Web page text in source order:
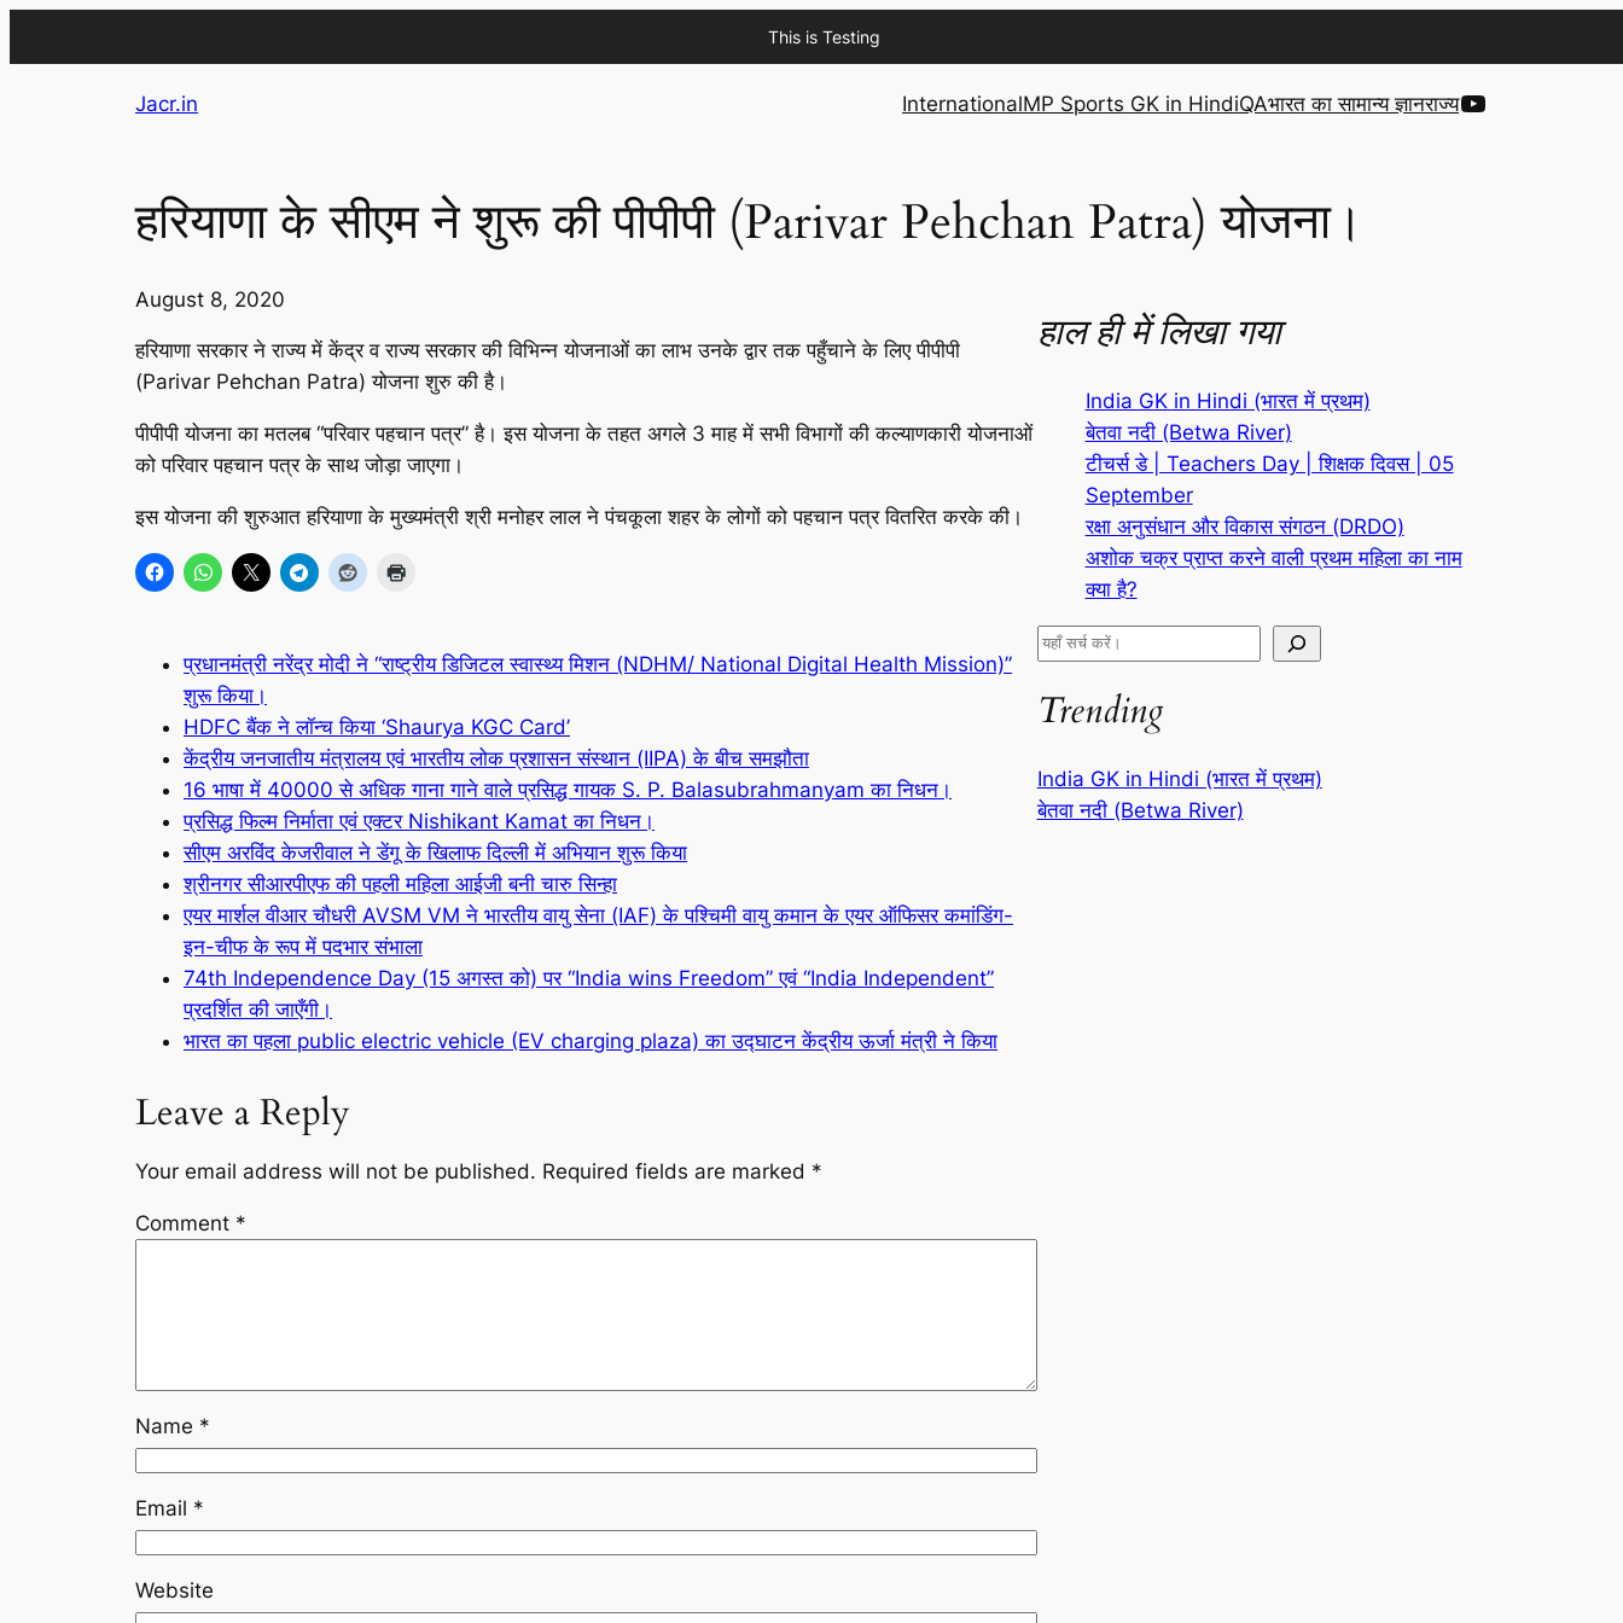
This is Testing
Jacr.in InternationalMP Sports GK in HindiQAभारत का सामान्य ज्ञानराज्यYouTube
हरियाणा के सीएम ने शुरू की पीपीपी (Parivar Pehchan Patra) योजना।
August 8, 2020
हरियाणा सरकार ने राज्य में केंद्र व राज्य सरकार की विभिन्न योजनाओं का लाभ उनके द्वार तक पहुँचाने के लिए पीपीपी
(Parivar Pehchan Patra) योजना शुरु की है।
पीपीपी योजना का मतलब “परिवार पहचान पत्र” है। इस योजना के तहत अगले 3 माह में सभी विभागों की कल्याणकारी योजनाओं
को परिवार पहचान पत्र के साथ जोड़ा जाएगा।
इस योजना की शुरुआत हरियाणा के मुख्यमंत्री श्री मनोहर लाल ने पंचकूला शहर के लोगों को पहचान पत्र वितरित करके की।
प्रधानमंत्री नरेंद्र मोदी ने “राष्ट्रीय डिजिटल स्वास्थ्य मिशन (NDHM/ National Digital Health Mission)”
शुरू किया।
HDFC बैंक ने लॉन्च किया ‘Shaurya KGC Card’
केंद्रीय जनजातीय मंत्रालय एवं भारतीय लोक प्रशासन संस्थान (IIPA) के बीच समझौता
16 भाषा में 40000 से अधिक गाना गाने वाले प्रसिद्ध गायक S. P. Balasubrahmanyam का निधन।
प्रसिद्ध फिल्म निर्माता एवं एक्टर Nishikant Kamat का निधन।
सीएम अरविंद केजरीवाल ने डेंगू के खिलाफ दिल्ली में अभियान शुरू किया
श्रीनगर सीआरपीएफ की पहली महिला आईजी बनी चारु सिन्हा
एयर मार्शल वीआर चौधरी AVSM VM ने भारतीय वायु सेना (IAF) के पश्चिमी वायु कमान के एयर ऑफिसर कमांडिंग-
इन-चीफ के रूप में पदभार संभाला
74th Independence Day (15 अगस्त को) पर “India wins Freedom” एवं “India Independent”
प्रदर्शित की जाएँगी।
भारत का पहला public electric vehicle (EV charging plaza) का उद्घाटन केंद्रीय ऊर्जा मंत्री ने किया
Leave a Reply
Your email address will not be published. Required fields are marked *
Comment *
Name *
Email *
Website
हाल ही में लिखा गया
India GK in Hindi (भारत में प्रथम)
बेतवा नदी (Betwa River)
टीचर्स डे | Teachers Day | शिक्षक दिवस | 05
September
रक्षा अनुसंधान और विकास संगठन (DRDO)
अशोक चक्र प्राप्त करने वाली प्रथम महिला का नाम
क्या है?
S
a
c
h
Trending
India GK in Hindi (भारत में प्रथम)
बेतवा नदी (Betwa River)